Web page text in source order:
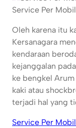
Service Per
Oleh karena itu
Kersanagara
kendaraan
kejanggalan
ke bengkel
kaki atau
terjadi hal yang
Service Per